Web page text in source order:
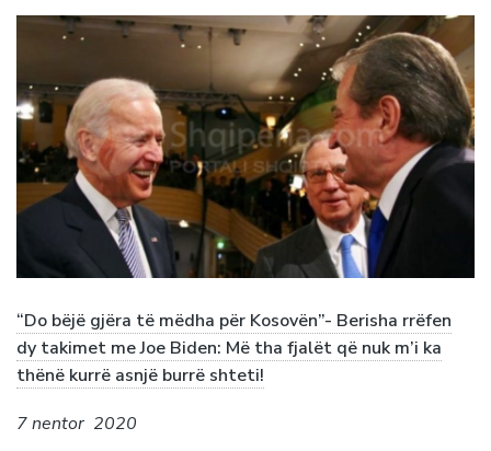
“Do bëjë gjëra të mëdha për Kosovën”- Berisha rrëfen
dy takimet me Joe Biden: Më tha fjalët që nuk m’i ka
thënë kurrë asnjë burrë shteti!
7 nentor 2020